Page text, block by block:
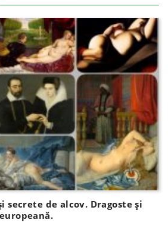
secrete de alcov. Dragoste și